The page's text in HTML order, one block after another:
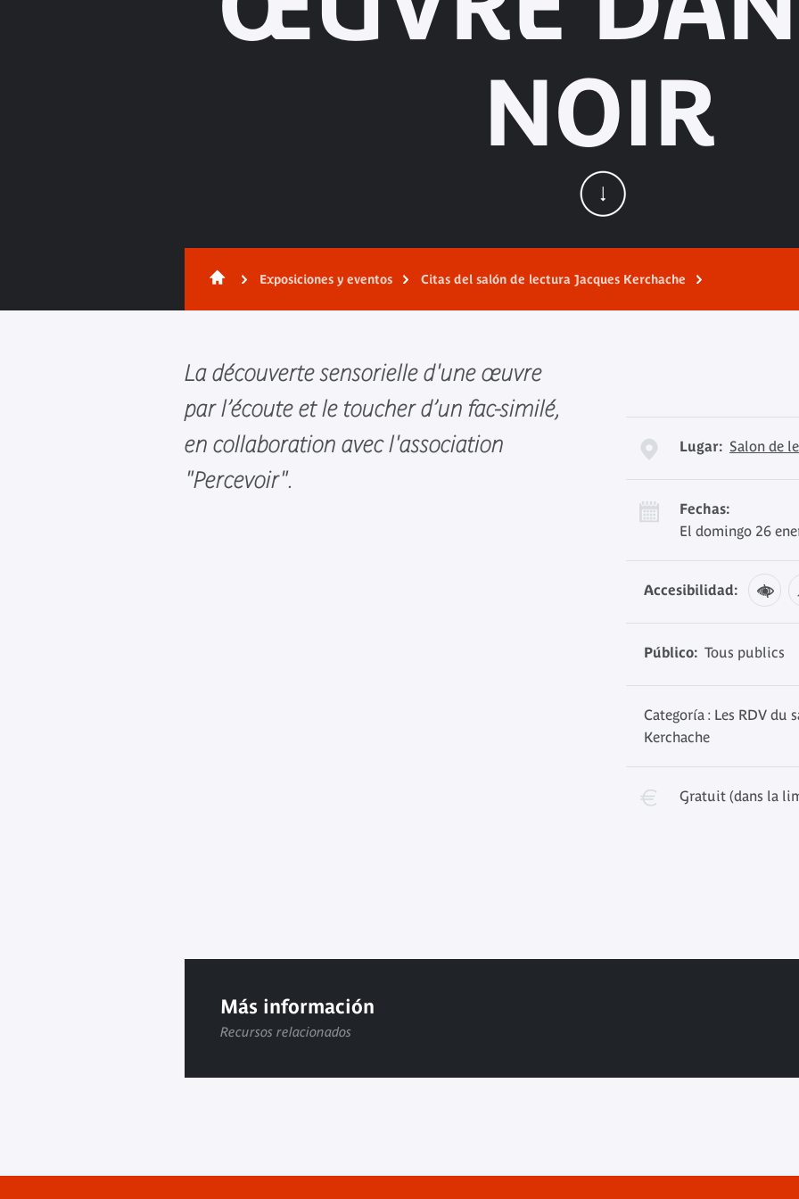
NOIR
Exposiciones y eventos Citas del salón de lectura Jacques Kerchache
La découverte sensorielle d'une œuvre
par l’écoute et le toucher d’un fac-similé,
en collaboration avec l'association
"Percevoir".
Lugar: Salon de
Fechas:
El domingo 26
Accesibilidad:
Público: Tous publics
Categoría : Les RDV du
Kerchache
Gratuit (dans la
Más información
Recursos relacionados